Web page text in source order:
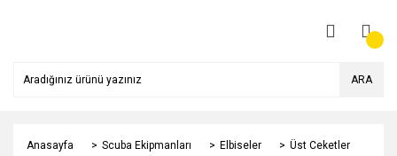
ARA
Anasayfa Scuba Ekipmanları Elbiseler Üst Ceketler